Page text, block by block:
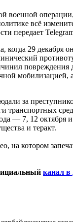
военной
всё
передает
29 декабря
за
— 7, 12 октября
и теракт.
на котором
канал в